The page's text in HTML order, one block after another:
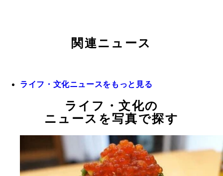
関連ニュース
ライフ・文化ニュースをもっと見る
ライフ・文化の
ニュースを写真で探す